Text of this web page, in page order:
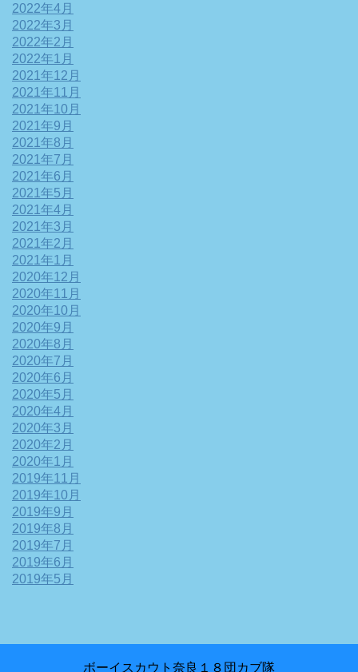
2022年4月
2022年3月
2022年2月
2022年1月
2021年12月
2021年11月
2021年10月
2021年9月
2021年8月
2021年7月
2021年6月
2021年5月
2021年4月
2021年3月
2021年2月
2021年1月
2020年12月
2020年11月
2020年10月
2020年9月
2020年8月
2020年7月
2020年6月
2020年5月
2020年4月
2020年3月
2020年2月
2020年1月
2019年11月
2019年10月
2019年9月
2019年8月
2019年7月
2019年6月
2019年5月
ボーイスカウト奈良１８団カブ隊